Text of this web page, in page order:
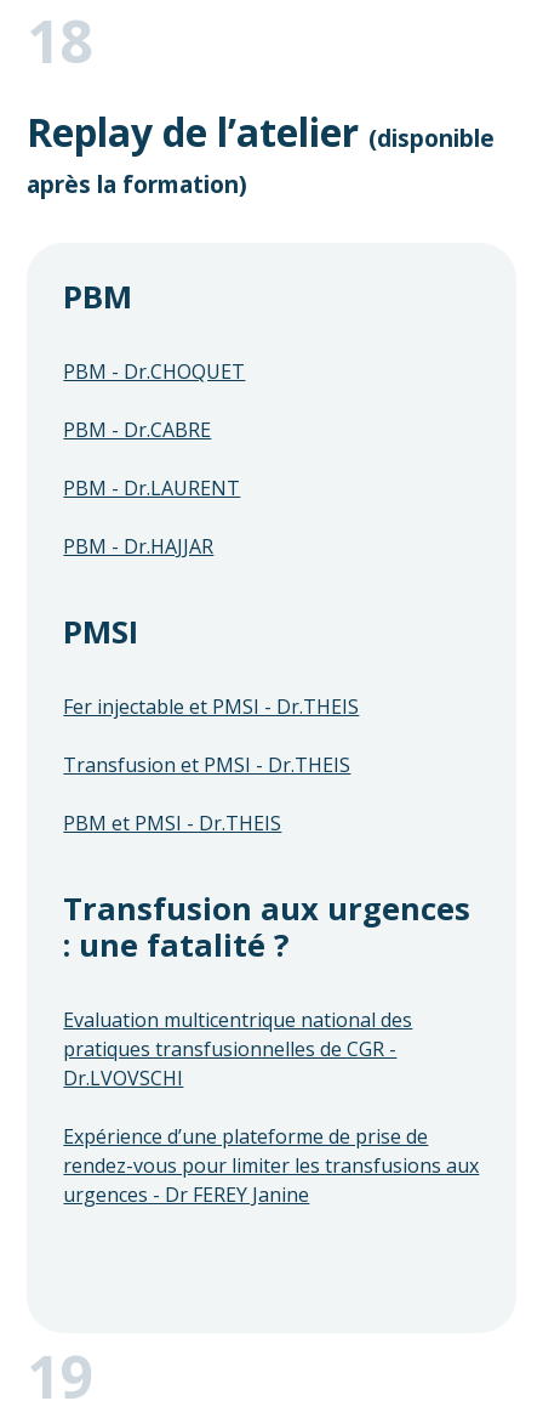
18
Replay de l’atelier (disponible
après la formation)
PBM
PBM - Dr.CHOQUET
PBM - Dr.CABRE
PBM - Dr.LAURENT
PBM - Dr.HAJJAR
PMSI
Fer injectable et PMSI - Dr.THEIS
Transfusion et PMSI - Dr.THEIS
PBM et PMSI - Dr.THEIS
Transfusion aux urgences
: une fatalité ?
Evaluation multicentrique national des
pratiques transfusionnelles de CGR -
Dr.LVOVSCHI
Expérience d’une plateforme de prise de
rendez-vous pour limiter les transfusions aux
urgences - Dr FEREY Janine
19